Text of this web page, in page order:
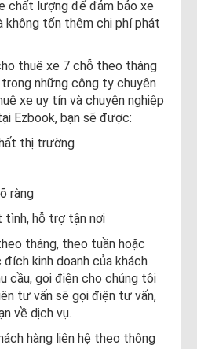
chất lượng để đảm bảo xe
tốn thêm chi phí phát
thuê xe 7 chỗ theo tháng
những công ty chuyên
xe uy tín và chuyên nghiệp
Ezbook, bạn sẽ được:
thị trường
ràng
tình, hỗ trợ tận nơi
tháng, theo tuần hoặc
kinh doanh của khách
cầu, gọi điện cho chúng tôi
tư vấn sẽ gọi điện tư vấn,
về dịch vụ.
hàng liên hệ theo thông